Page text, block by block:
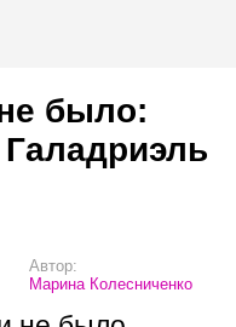
было:
Автор:
Марина Колесниченко